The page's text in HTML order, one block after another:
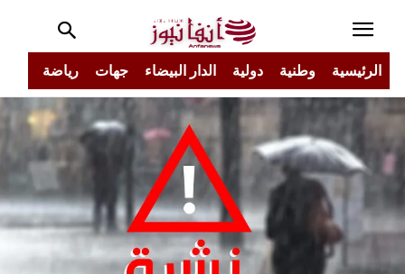
الرئيسية وطنية دولية الدار البيضاء جهات رياضة